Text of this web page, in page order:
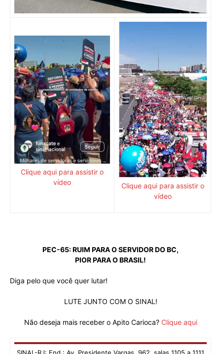
Clique aqui para assistir o
vídeo
Clique aqui para assistir o
vídeo
PEC-65: RUIM PARA O SERVIDOR DO BC,
PIOR PARA O BRASIL!
Diga pelo que você quer lutar!
LUTE JUNTO COM O SINAL!
Não deseja mais receber o Apito Carioca? Clique aqui